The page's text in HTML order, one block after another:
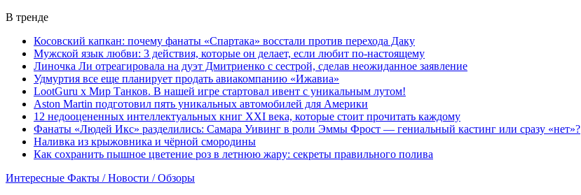
В тренде
Косовский капкан: почему фанаты «Спартака» восстали против перехода Даку
Мужской язык любви: 3 действия, которые он делает, если любит по-настоящему
Линочка Ли отреагировала на дуэт Дмитриенко с сестрой, сделав неожиданное заявление
Удмуртия все еще планирует продать авиакомпанию «Ижавиа»
LootGuru x Мир Танков. В нашей игре стартовал ивент с уникальным лутом!
Aston Martin подготовил пять уникальных автомобилей для Америки
12 недооцененных интеллектуальных книг XXI века, которые стоит прочитать каждому
Фанаты «Людей Икс» разделились: Самара Уивинг в роли Эммы Фрост — гениальный кастинг или сразу «нет»?
Наливка из крыжовника и чёрной смородины
Как сохранить пышное цветение роз в летнюю жару: секреты правильного полива
Интересные Факты / Новости / Обзоры